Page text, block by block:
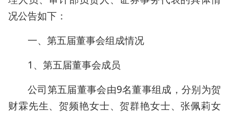
况公告如下：
一、第五届董事会组成情况
1、第五届董事会成员
公司第五届董事会由9名董事组成，分别为贺
财霖先生、贺频艳女士、贺群艳女士、张佩莉女